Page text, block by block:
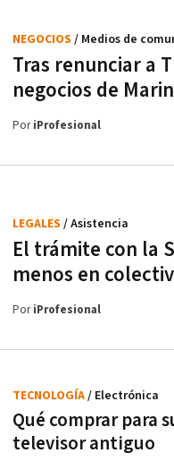
Tras renunciar a
negocios de
NEGOCIOS / Medios de
PoriProfesional
El trámite con la
menos en
LEGALES / Asistencia
PoriProfesional
Qué comprar para
televisor antiguo
TECNOLOGÍA/ Electrónica